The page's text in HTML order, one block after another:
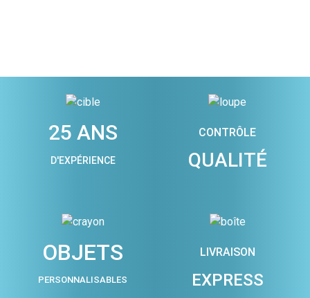
25 ANS
D'EXPÉRIENCE
CONTRÔLE
QUALITÉ
OBJETS
PERSONNALISABLES
LIVRAISON
EXPRESS